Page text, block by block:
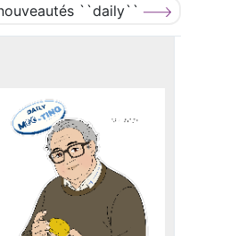
``daily``